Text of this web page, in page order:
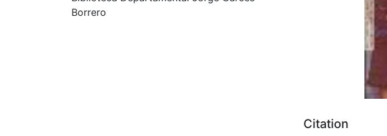
Borrero
Citation